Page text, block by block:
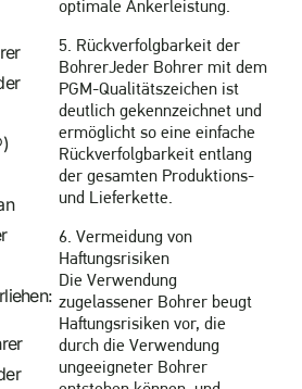
optimale Ankerleistung.
5. Rückverfolgbarkeit der
BohrerJeder Bohrer mit dem
PGM-Qualitätszeichen ist
deutlich gekennzeichnet und
ermöglicht so eine einfache
Rückverfolgbarkeit entlang
der gesamten Produktions-
und Lieferkette.
6. Vermeidung von
Haftungsrisiken
Die Verwendung
zugelassener Bohrer beugt
Haftungsrisiken vor, die
durch die Verwendung
ungeeigneter Bohrer